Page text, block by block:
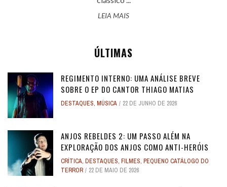
LEIA MAIS
ÚLTIMAS
REGIMENTO INTERNO: UMA ANÁLISE BREVE
SOBRE O EP DO CANTOR THIAGO MATIAS
DESTAQUES, MÚSICA 22 DE JUNHO DE 2026
ANJOS REBELDES 2: UM PASSO ALÉM NA
EXPLORAÇÃO DOS ANJOS COMO ANTI-HERÓIS
CRÍTICA, DESTAQUES, FILMES, PEQUENO CATÁLOGO DO
TERROR
22 DE MAIO DE 2026